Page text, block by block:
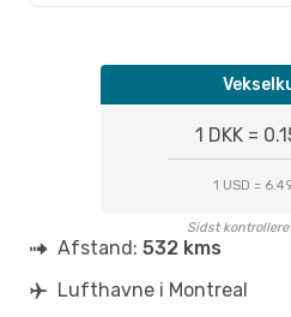
1 DKK =
1 USD =
Sidst
Afstand: 532 kms
Lufthavne i Montreal